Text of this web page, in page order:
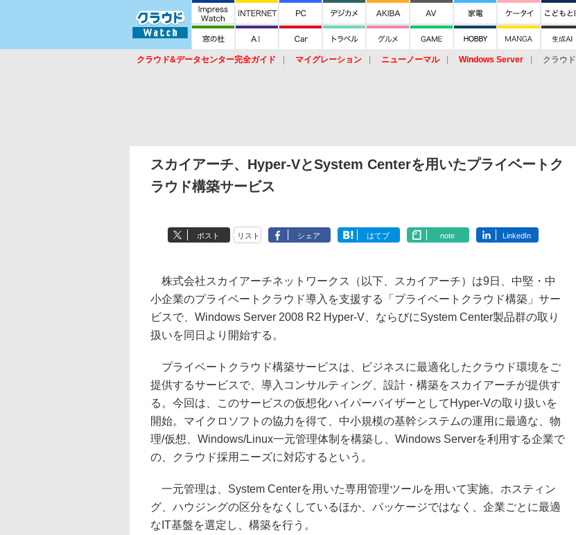
クラウド&データセンター完全ガイド マイグレーション ニューノーマル Windows Server クラウド
スカイアーチ、Hyper-VとSystem Centerを用いたプライベートク
ラウド構築サービス
ポスト リスト シェア はてブ note LinkedIn
株式会社スカイアーチネットワークス（以下、スカイアーチ）は9日、中堅・中
小企業のプライベートクラウド導入を支援する「プライベートクラウド構築」サー
ビスで、Windows Server 2008 R2 Hyper-V、ならびにSystem Center製品群の取り
扱いを同日より開始する。
プライベートクラウド構築サービスは、ビジネスに最適化したクラウド環境をご
提供するサービスで、導入コンサルティング、設計・構築をスカイアーチが提供す
る。今回は、このサービスの仮想化ハイパーバイザーとしてHyper-Vの取り扱いを
開始。マイクロソフトの協力を得て、中小規模の基幹システムの運用に最適な、物
理/仮想、Windows/Linux一元管理体制を構築し、Windows Serverを利用する企業で
の、クラウド採用ニーズに対応するという。
一元管理は、System Centerを用いた専用管理ツールを用いて実施。ホスティン
グ、ハウジングの区分をなくしているほか、パッケージではなく、企業ごとに最適
なIT基盤を選定し、構築を行う。